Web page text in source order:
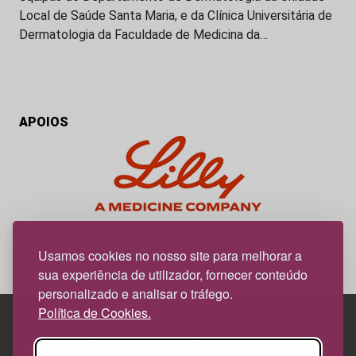
Usamos cookies no nosso site para melhorar a
sua experiência de utilizador, fornecer conteúdo
personalizado e analisar o tráfego.
Política de Cookies.
Local de Saúde Santa Maria, e da Clínica Universitária de
Dermatologia da Faculdade de Medicina da…
APOIOS
News Farma, possível com o apoio da Lilly.
Edif. Lisboa Oriente | Av. Infante D. Henrique, n.º 333H, esc.